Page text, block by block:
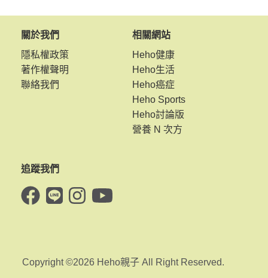
Copyright ©2026 Heho親子 All Right Reserved.
關於我們
隱私權政策
著作權聲明
聯絡我們
相關網站
Heho健康
Heho生活
Heho癌症
Heho Sports
Heho討論版
營養 N 次方
追蹤我們